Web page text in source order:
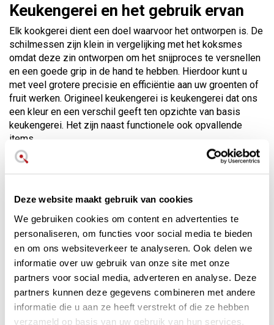
Deze website maakt gebruik van cookies
We gebruiken cookies om content en advertenties te
personaliseren, om functies voor social media te bieden
en om ons websiteverkeer te analyseren. Ook delen we
informatie over uw gebruik van onze site met onze
partners voor social media, adverteren en analyse. Deze
partners kunnen deze gegevens combineren met andere
informatie die u aan ze heeft verstrekt of die ze hebben
verzameld op basis van uw gebruik van hun services.
Keukengerei en het gebruik ervan
Elk kookgerei dient een doel waarvoor het ontworpen is. De
schilmessen zijn klein in vergelijking met het koksmes
omdat deze zin ontworpen om het snijproces te versnellen
en een goede grip in de hand te hebben. Hierdoor kunt u
met veel grotere precisie en efficiëntie aan uw groenten of
fruit werken. Origineel keukengerei is keukengerei dat ons
een kleur en een verschil geeft ten opzichte van basis
keukengerei. Het zijn naast functionele ook opvallende
items.
Professioneel keukengerei is vaak niet anders dan het
keukengerei dat we thuis gebruiken. De verhouding of
gevallen hetzelfde. Japans keukengerei is specifiek
ontworpen voor oosterse bereidingen wat betreft het
hanteren van keukenmessen en snijtechnieken. De Japanse
ontwerpen messen als de Santoku, de Deba en de
Yanagiba. Deze vallen op als bijzondere keukenmessen in
tegenstelling tot het klassieke koksmes. Bovendien
hebben ze de eigenaardigheid dat veel van deze messen
slechts aan één kant van het mes zijn geslepen, wat in een
grotere precisie en gladheid van de snede resulteert.